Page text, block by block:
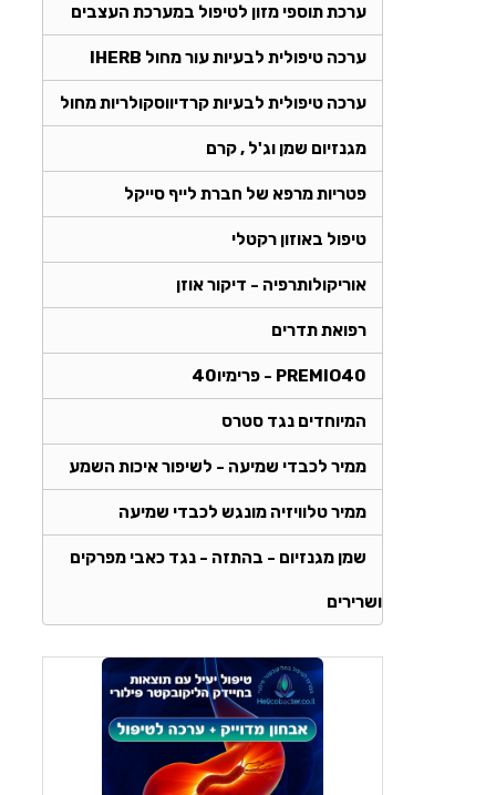
ערכת תוספי מזון לטיפול במערכת העצבים
ערכה טיפולית לבעיות עור מחול IHERB
ערכה טיפולית לבעיות קרדיווסקולריות מחול
מגנזיום שמן וג'ל , קרם
פטריות מרפא של חברת לייף סייקל
טיפול באוזון רקטלי
אוריקולותרפיה - דיקור אוזן
רפואת תדרים
PREMIO40 - פרימיו40
המיוחדים נגד סטרס
ממיר לכבדי שמיעה - לשיפור איכות השמע
ממיר טלוויזיה מונגש לכבדי שמיעה
שמן מגנזיום - בהתזה - נגד כאבי מפרקים
ושרירים